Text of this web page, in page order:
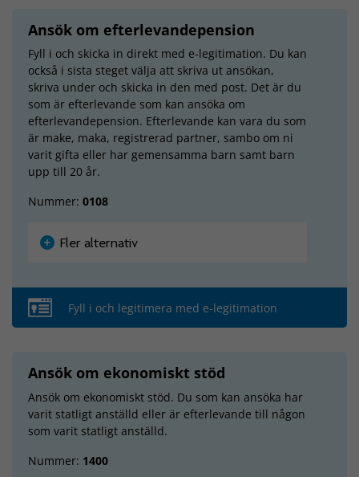
Ansök om efterlevandepension
Fyll i och skicka in direkt med e-legitimation. Du kan
också i sista steget välja att skriva ut ansökan,
skriva under och skicka in den med post. Det är du
som är efterlevande som kan ansöka om
efterlevandepension. Efterlevande kan vara du som
är make, maka, registrerad partner, sambo om ni
varit gifta eller har gemensamma barn samt barn
upp till 20 år.
Nummer: 0108
Fler alternativ
Fyll i och legitimera med e-legitimation
Ansök om ekonomiskt stöd
Ansök om ekonomiskt stöd. Du som kan ansöka har
varit statligt anställd eller är efterlevande till någon
som varit statligt anställd.
Nummer: 1400